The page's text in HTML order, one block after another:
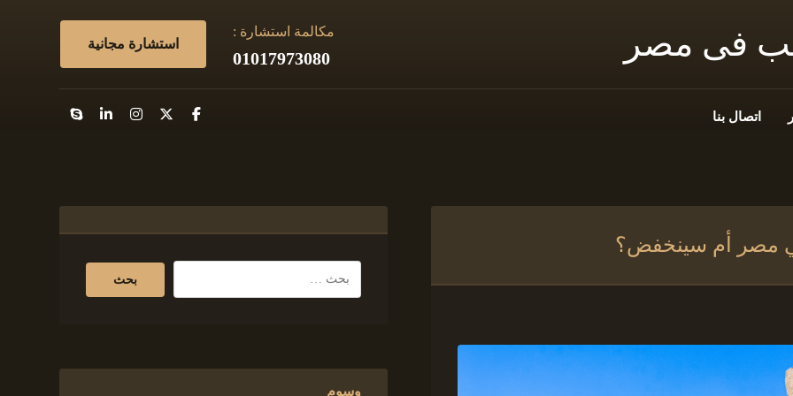
فى مصر استشارة مجانية
مكالمة استشارة :
01017973080
اتصال بنا
مصر أم سينخفض؟
وسوم